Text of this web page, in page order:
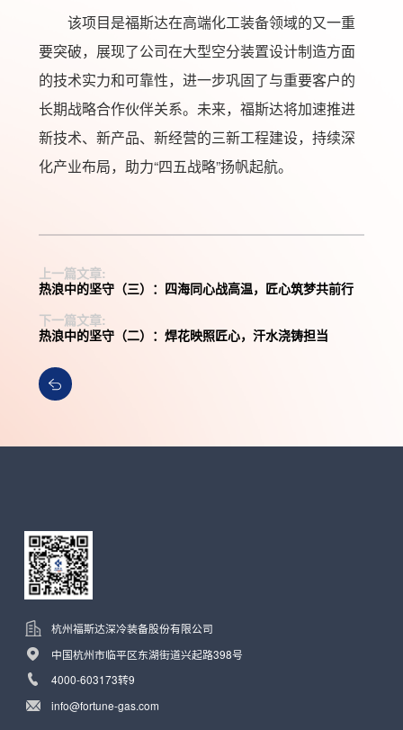
该项目是福斯达在高端化工装备领域的又一重
要突破，展现了公司在大型空分装置设计制造方面
的技术实力和可靠性，进一步巩固了与重要客户的
长期战略合作伙伴关系。未来，福斯达将加速推进
新技术、新产品、新经营的三新工程建设，持续深
化产业布局，助力“四五战略”扬帆起航。
上一篇文章:
热浪中的坚守（三）：四海同心战高温，匠心筑梦共前行
下一篇文章:
热浪中的坚守（二）：焊花映照匠心，汗水浇铸担当
杭州福斯达深冷装备股份有限公司
中国杭州市临平区东湖街道兴起路398号
4000-603173转9
info@fortune-gas.com